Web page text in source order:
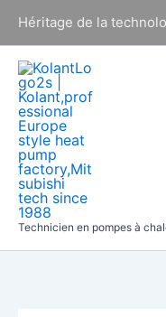
contenu
Héritage de la
Technicien en pompes à